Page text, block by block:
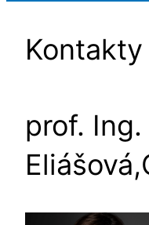
Kontakty
prof.